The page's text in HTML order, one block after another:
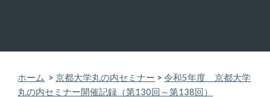
ホーム >京都大学丸の内セミナー >令和5年度 京都大学
丸の内セミナー開催記録（第130回～第138回）